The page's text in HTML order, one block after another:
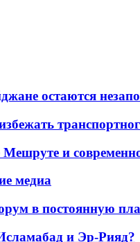
остаются
и
медиа
в постоянную
и Эр-Рияд?